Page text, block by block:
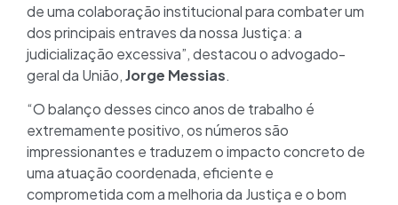
de uma colaboração institucional para combater um
dos principais entraves da nossa Justiça: a
judicialização excessiva”, destacou o advogado-
geral da União,Jorge Messias.
“O balanço desses cinco anos de trabalho é
extremamente positivo, os números são
impressionantes e traduzem o impacto concreto de
uma atuação coordenada, eficiente e
comprometida com a melhoria da Justiça e o bom